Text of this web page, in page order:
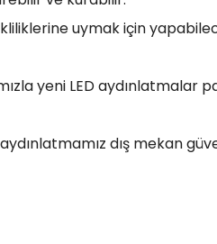
uymak için
yeni LED aydınlatmalar
dış mekan